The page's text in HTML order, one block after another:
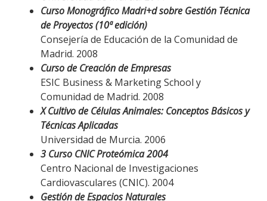
Curso Monográfico Madri+d sobre Gestión Técnica
de Proyectos (10ª edición)
Consejería de Educación de la Comunidad de
Madrid. 2008
Curso de Creación de Empresas
ESIC Business & Marketing School y
Comunidad de Madrid. 2008
X Cultivo de Células Animales: Conceptos Básicos y
Técnicas Aplicadas
Universidad de Murcia. 2006
3 Curso CNIC Proteómica 2004
Centro Nacional de Investigaciones
Cardiovasculares (CNIC). 2004
Gestión de Espacios Naturales